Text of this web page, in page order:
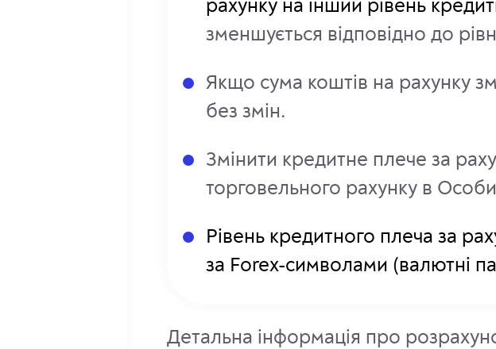
рахунку на інший рівень
зменшується відповідно до
Якщо сума коштів на рахунку
без змін.
Змінити кредитне плече за
торговельного рахунку в
Рівень кредитного плеча за
за Forex-символами (валютні
Детальна інформація про